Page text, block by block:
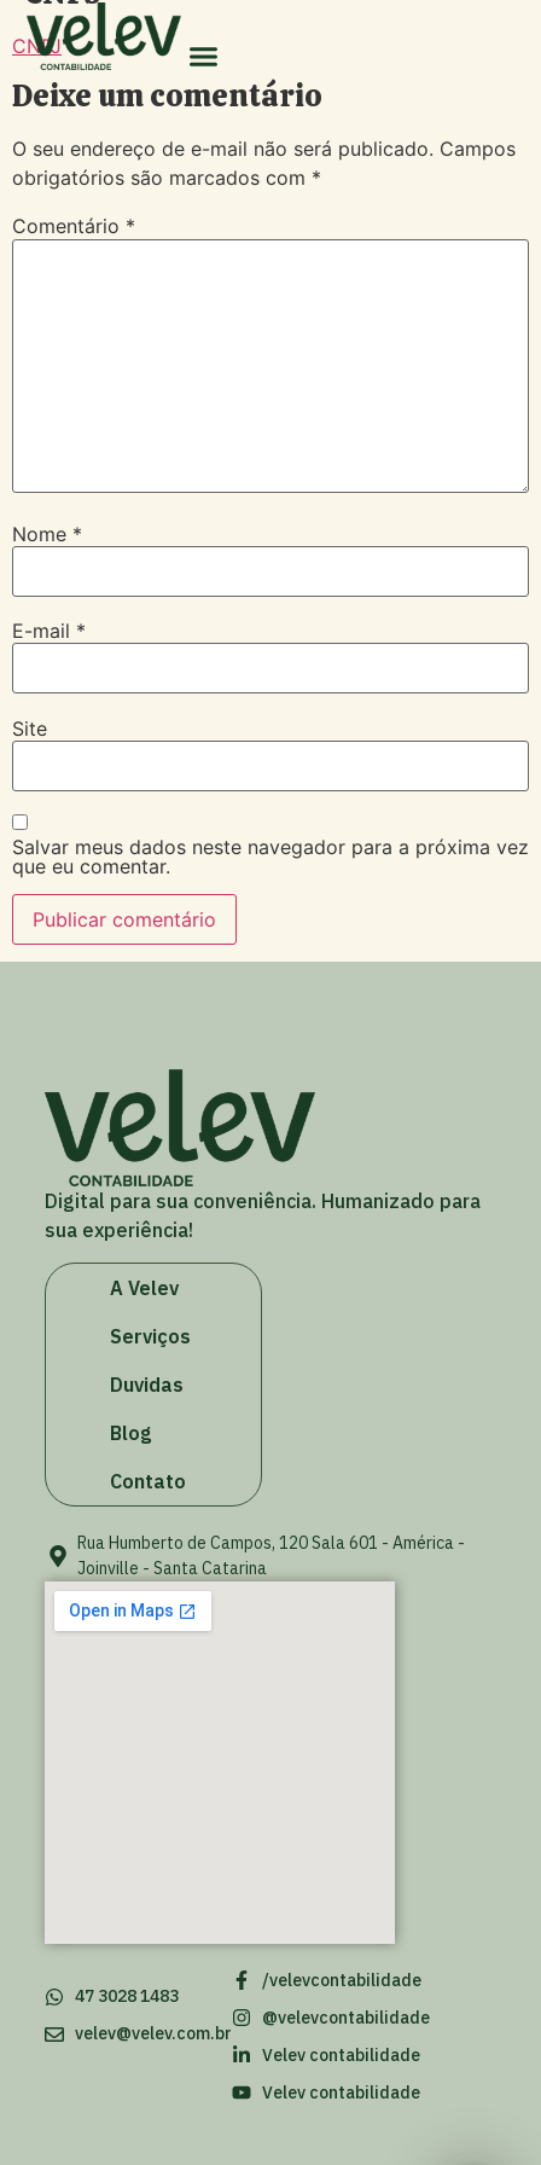
CNPJ
Deixe um comentário
O seu endereço de e-mail não será publicado. Campos
obrigatórios são marcados com *
Comentário *
Nome *
E-mail *
Site
Salvar meus dados neste navegador para a próxima vez
que eu comentar.
Digital para sua conveniência. Humanizado para
sua experiência!
A Velev
Serviços
Duvidas
Blog
Contato
Rua Humberto de Campos, 120 Sala 601 - América -
Joinville - Santa Catarina
/velevcontabilidade
@velevcontabilidade
Velev contabilidade
Velev contabilidade
47 3028 1483
velev@velev.com.br